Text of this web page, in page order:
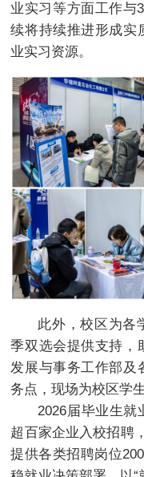
业实习等方面工作与
续将持续推进形成实
业实习资源。
此外，校区为各
季双选会提供支持，
发展与事务工作部及
务点，现场为校区学
2026届毕业生就
超百家企业入校招聘
提供各类招聘岗位